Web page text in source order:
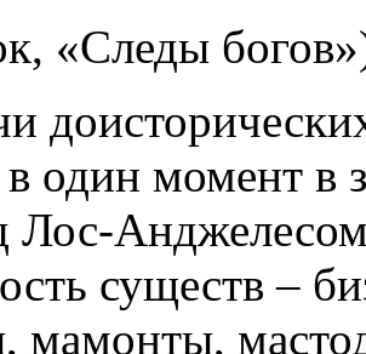
«Следы
один момент в
Лос-
существ –
мамонты,